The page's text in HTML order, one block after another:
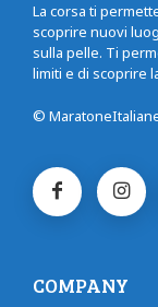
La corsa ti
scoprire nuovi
sulla pelle. Ti
limiti e di scoprire
©
COMPANY